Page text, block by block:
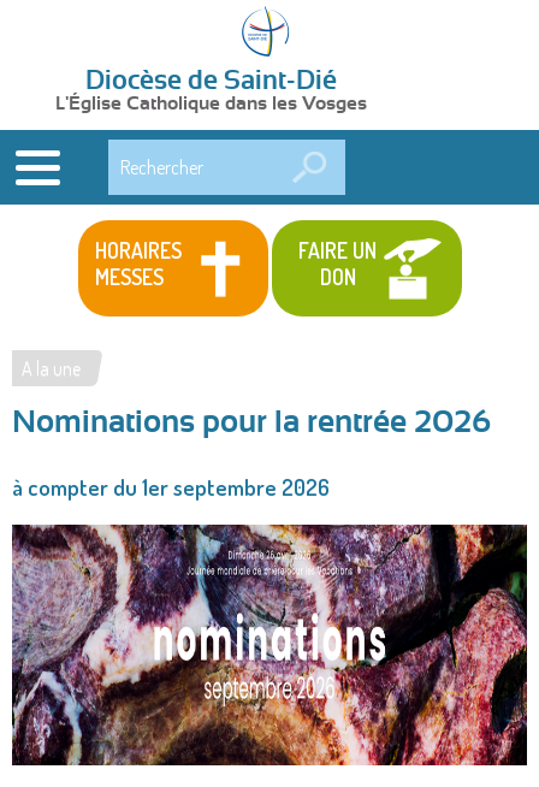
Diocèse de Saint-Dié
L'Église Catholique dans les Vosges
HORAIRES
MESSES
FAIRE UN
DON
Vous
êtes
ici
A la une
Nominations pour la rentrée 2026
à compter du 1er septembre 2026